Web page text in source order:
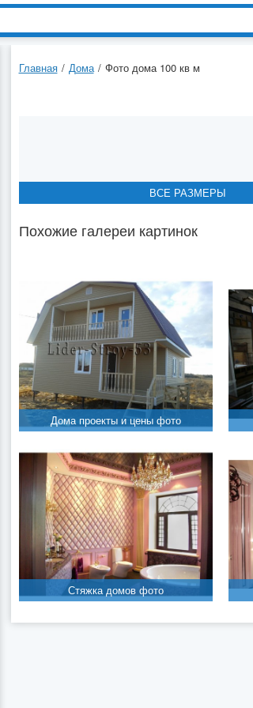
Главная / Дома / Фото дома 100 кв м
ВСЕ РАЗМЕРЫ
ВСЕ РАЗМЕРЫ
ВСЕ РАЗМЕРЫ
ВСЕ РАЗМЕРЫ
ВСЕ РАЗМЕРЫ
Похожие галереи картинок
Дома проекты и цены фото
Стяжка домов фото